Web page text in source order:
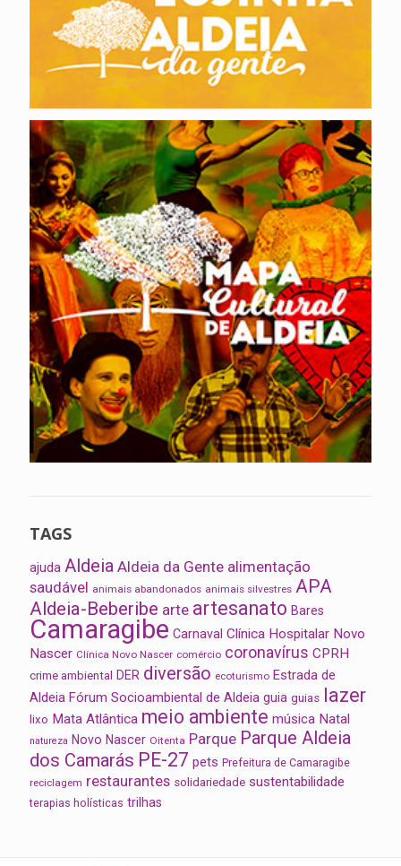
TAGS
ajuda Aldeia Aldeia da Gente alimentação
saudável animais abandonados animais silvestres APA
Aldeia-Beberibe arte artesanato Bares
Camaragibe Carnaval Clínica Hospitalar Novo
Nascer Clínica Novo Nascer comércio coronavírus CPRH
crime ambiental DER diversão ecoturismo Estrada de
Aldeia Fórum Socioambiental de Aldeia guia guias lazer
lixo Mata Atlântica meio ambiente música Natal
natureza Novo Nascer Oitenta Parque Parque Aldeia
dos Camarás PE-27 pets Prefeitura de Camaragibe
reciclagem restaurantes solidariedade sustentabilidade
terapias holísticas trilhas